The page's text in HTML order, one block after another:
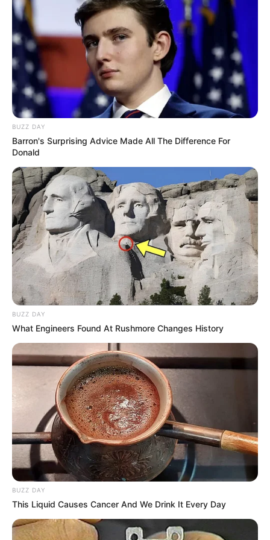
zajedničko skrbništvo.“
Daniel se tako brzo okrenuo prema svom odvjetniku da mu je
zamalo srušio stolicu. „Što znači ‘ponovno izračunato’?“
„To znači da zadržavaš kuću, automobile i rate – da. Ali i
BUZZ DAY
Barron's Surprising Advice Made All The Difference For
Donald
BUZZ DAY
What Engineers Found At Rushmore Changes History
BUZZ DAY
This Liquid Causes Cancer And We Drink It Every Day